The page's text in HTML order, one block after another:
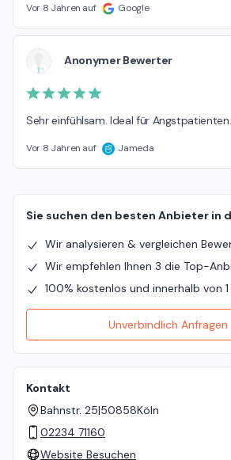
Vor 8 Jahren auf Google
Anonymer Bewerter
Sehr einfühlsam. Ideal für Angstpatienten.
Vor 8 Jahren auf Jameda
Sie suchen den besten Anbieter in
Wir analysieren & vergleichen
Wir empfehlen Ihnen 3 die Top-
100% kostenlos und innerhalb von
Unverbindlich Anfragen
Kontakt
Bahnstr. 25|50858Köln
02234 71160
Website Besuchen